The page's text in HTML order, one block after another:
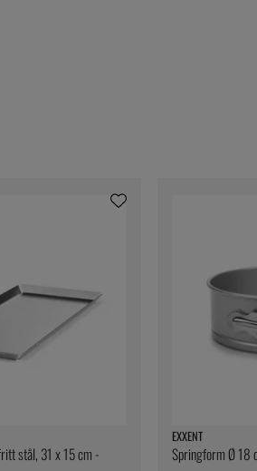
stål, 31 x 15 cm -
EXXENT
Springform Ø 18